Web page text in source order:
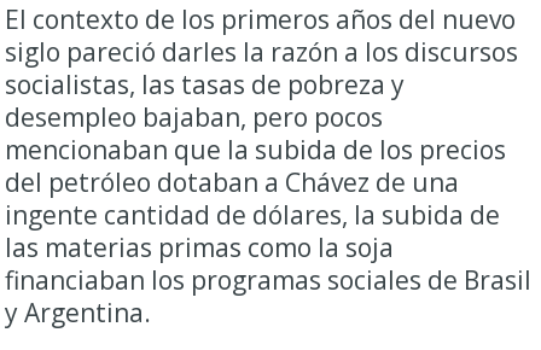
El contexto de los primeros años del nuevo
siglo pareció darles la razón a los discursos
socialistas, las tasas de pobreza y
desempleo bajaban, pero pocos
mencionaban que la subida de los precios
del petróleo dotaban a Chávez de una
ingente cantidad de dólares, la subida de
las materias primas como la soja
financiaban los programas sociales de Brasil
y Argentina.